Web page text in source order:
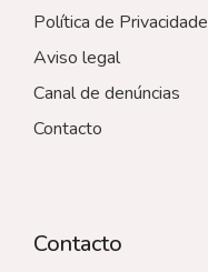
Política de Privacidade
Aviso legal
Canal de denúncias
Contacto
Contacto